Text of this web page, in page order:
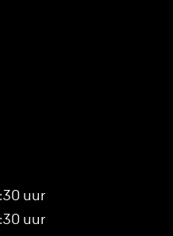
uur
uur